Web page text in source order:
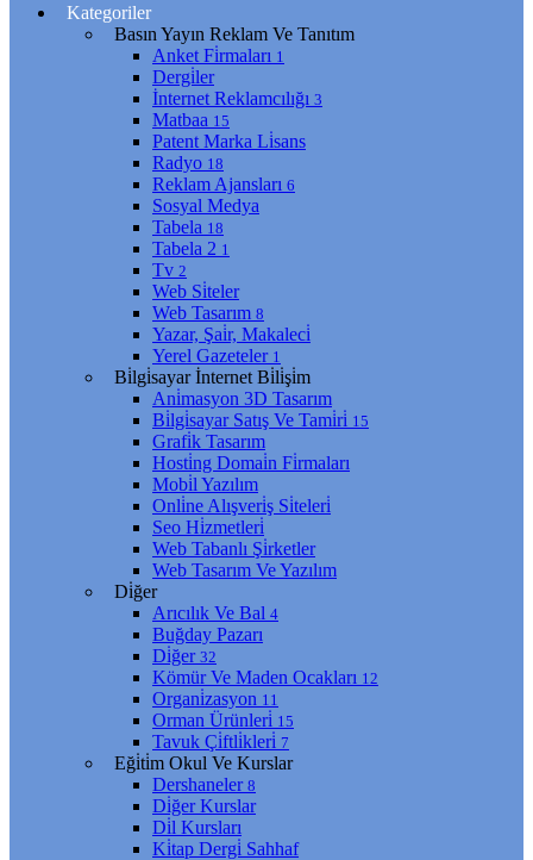
Kategoriler
Basın Yayın Reklam Ve Tanıtım
Anket Fi̇rmaları 1
Dergi̇ler
İnternet Reklamcılığı 3
Matbaa 15
Patent Marka Li̇sans
Radyo 18
Reklam Ajansları 6
Sosyal Medya
Tabela 18
Tabela 2 1
Tv 2
Web Si̇teler
Web Tasarım 8
Yazar, Şai̇r, Makaleci̇
Yerel Gazeteler 1
Bi̇lgi̇sayar İnternet Bi̇li̇şi̇m
Ani̇masyon 3D Tasarım
Bi̇lgi̇sayar Satış Ve Tami̇ri̇ 15
Grafi̇k Tasarım
Hosti̇ng Domai̇n Fi̇rmaları
Mobi̇l Yazılım
Onli̇ne Alışveri̇ş Si̇teleri̇
Seo Hi̇zmetleri̇
Web Tabanlı Şi̇rketler
Web Tasarım Ve Yazılım
Di̇ğer
Arıcılık Ve Bal 4
Buğday Pazarı
Di̇ğer 32
Kömür Ve Maden Ocakları 12
Organi̇zasyon 11
Orman Ürünleri̇ 15
Tavuk Çi̇ftli̇kleri̇ 7
Eği̇ti̇m Okul Ve Kurslar
Dershaneler 8
Di̇ğer Kurslar
Di̇l Kursları
Ki̇tap Dergi̇ Sahhaf